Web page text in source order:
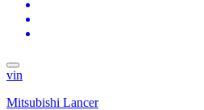
vin
Mitsubishi Lancer